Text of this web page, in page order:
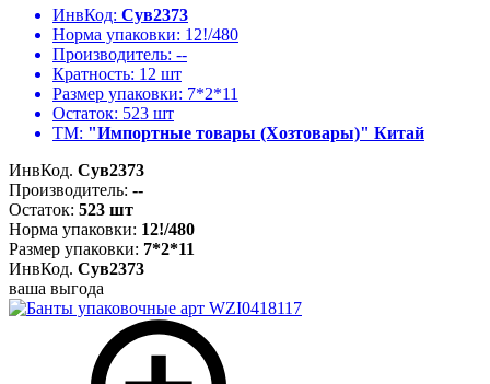
ИнвКод: Сув2373
Норма упаковки: 12!/480
Производитель: --
Кратность: 12 шт
Размер упаковки: 7*2*11
Остаток: 523 шт
ТМ: "Импортные товары (Хозтовары)" Китай
ИнвКод. Сув2373
Производитель: --
Остаток: 523 шт
Норма упаковки: 12!/480
Размер упаковки: 7*2*11
ИнвКод. Сув2373
ваша выгода